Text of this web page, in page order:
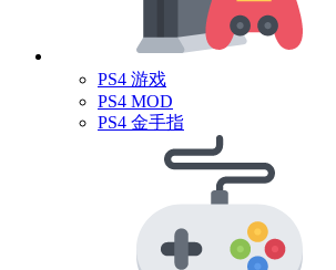
PS4 游戏
PS4 MOD
PS4 金手指